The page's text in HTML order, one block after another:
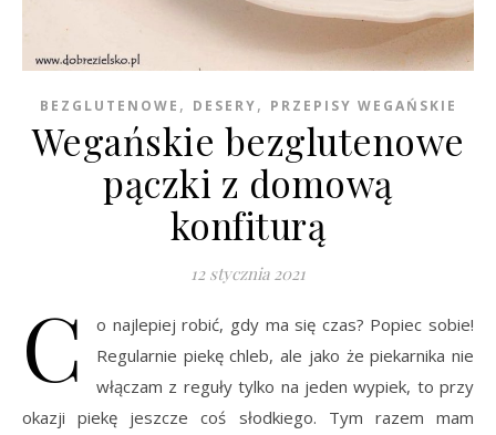
BEZGLUTENOWE , DESERY, PRZEPISY WEGAŃSKIE
Wegańskie bezglutenowe
pączki z domową
konfiturą
12 stycznia 2021
C
o najlepiej robić, gdy ma się czas? Popiec sobie!
Regularnie piekę chleb, ale jako że piekarnika nie
włączam z reguły tylko na jeden wypiek, to przy
okazji piekę jeszcze coś słodkiego. Tym razem mam